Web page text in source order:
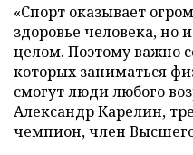
«Спорт оказывает
здоровье человека, но
целом. Поэтому важно
которых заниматься
смогут люди любого
Александр Карелин,
чемпион, член